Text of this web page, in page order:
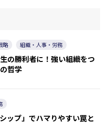
略 組織・人事・労務
の勝利者に！強い組織をつ
哲学
ップ」でハマりやすい罠と